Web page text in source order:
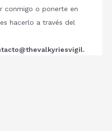
conmigo o ponerte en
hacerlo a través del